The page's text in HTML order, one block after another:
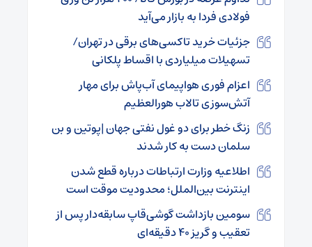
فولادی فردا به بازار می‌آید
جزئیات خرید تاکسی‌های برقی در تهران/
تسهیلات میلیاردی با اقساط پلکانی
اعزام فوری هواپیمای آب‌پاش برای مهار
آتش‌سوزی تالاب هورالعظیم
زنگ خطر برای دو غول نفتی جهان |‌پوتین و بن
سلمان دست به کار شدند
اطلاعیه‌ وزارت ارتباطات درباره قطع شدن
اینترنت بین‌الملل؛ محدودیت موقت است
سومین بازداشت گوشی‌قاپ سابقه‌دار پس از
تعقیب و گریز ۴۰ دقیقه‌ای